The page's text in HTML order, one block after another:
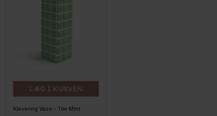
LÆG I KURVEN
Klevering Vase - Tile Mint